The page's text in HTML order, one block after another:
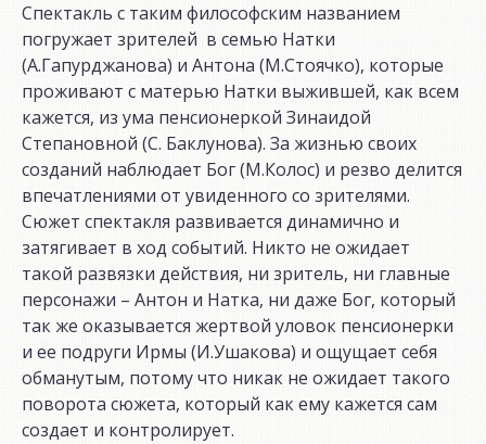
Спектакль с таким философским названием
погружает зрителей в семью Натки
(А.Гапурджанова) и Антона (М.Стоячко), которые
проживают с матерью Натки выжившей, как всем
кажется, из ума пенсионеркой Зинаидой
Степановной (С. Баклунова). За жизнью своих
созданий наблюдает Бог (М.Колос) и резво делится
впечатлениями от увиденного со зрителями.
Сюжет спектакля развивается динамично и
затягивает в ход событий. Никто не ожидает
такой развязки действия, ни зритель, ни главные
персонажи – Антон и Натка, ни даже Бог, который
так же оказывается жертвой уловок пенсионерки
и ее подруги Ирмы (И.Ушакова) и ощущает себя
обманутым, потому что никак не ожидает такого
поворота сюжета, который как ему кажется сам
создает и контролирует.